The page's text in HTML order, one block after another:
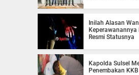
Inilah Alasan
Keperawanannya
Resmi Statusnya
Kapolda Sulsel
Penembakan